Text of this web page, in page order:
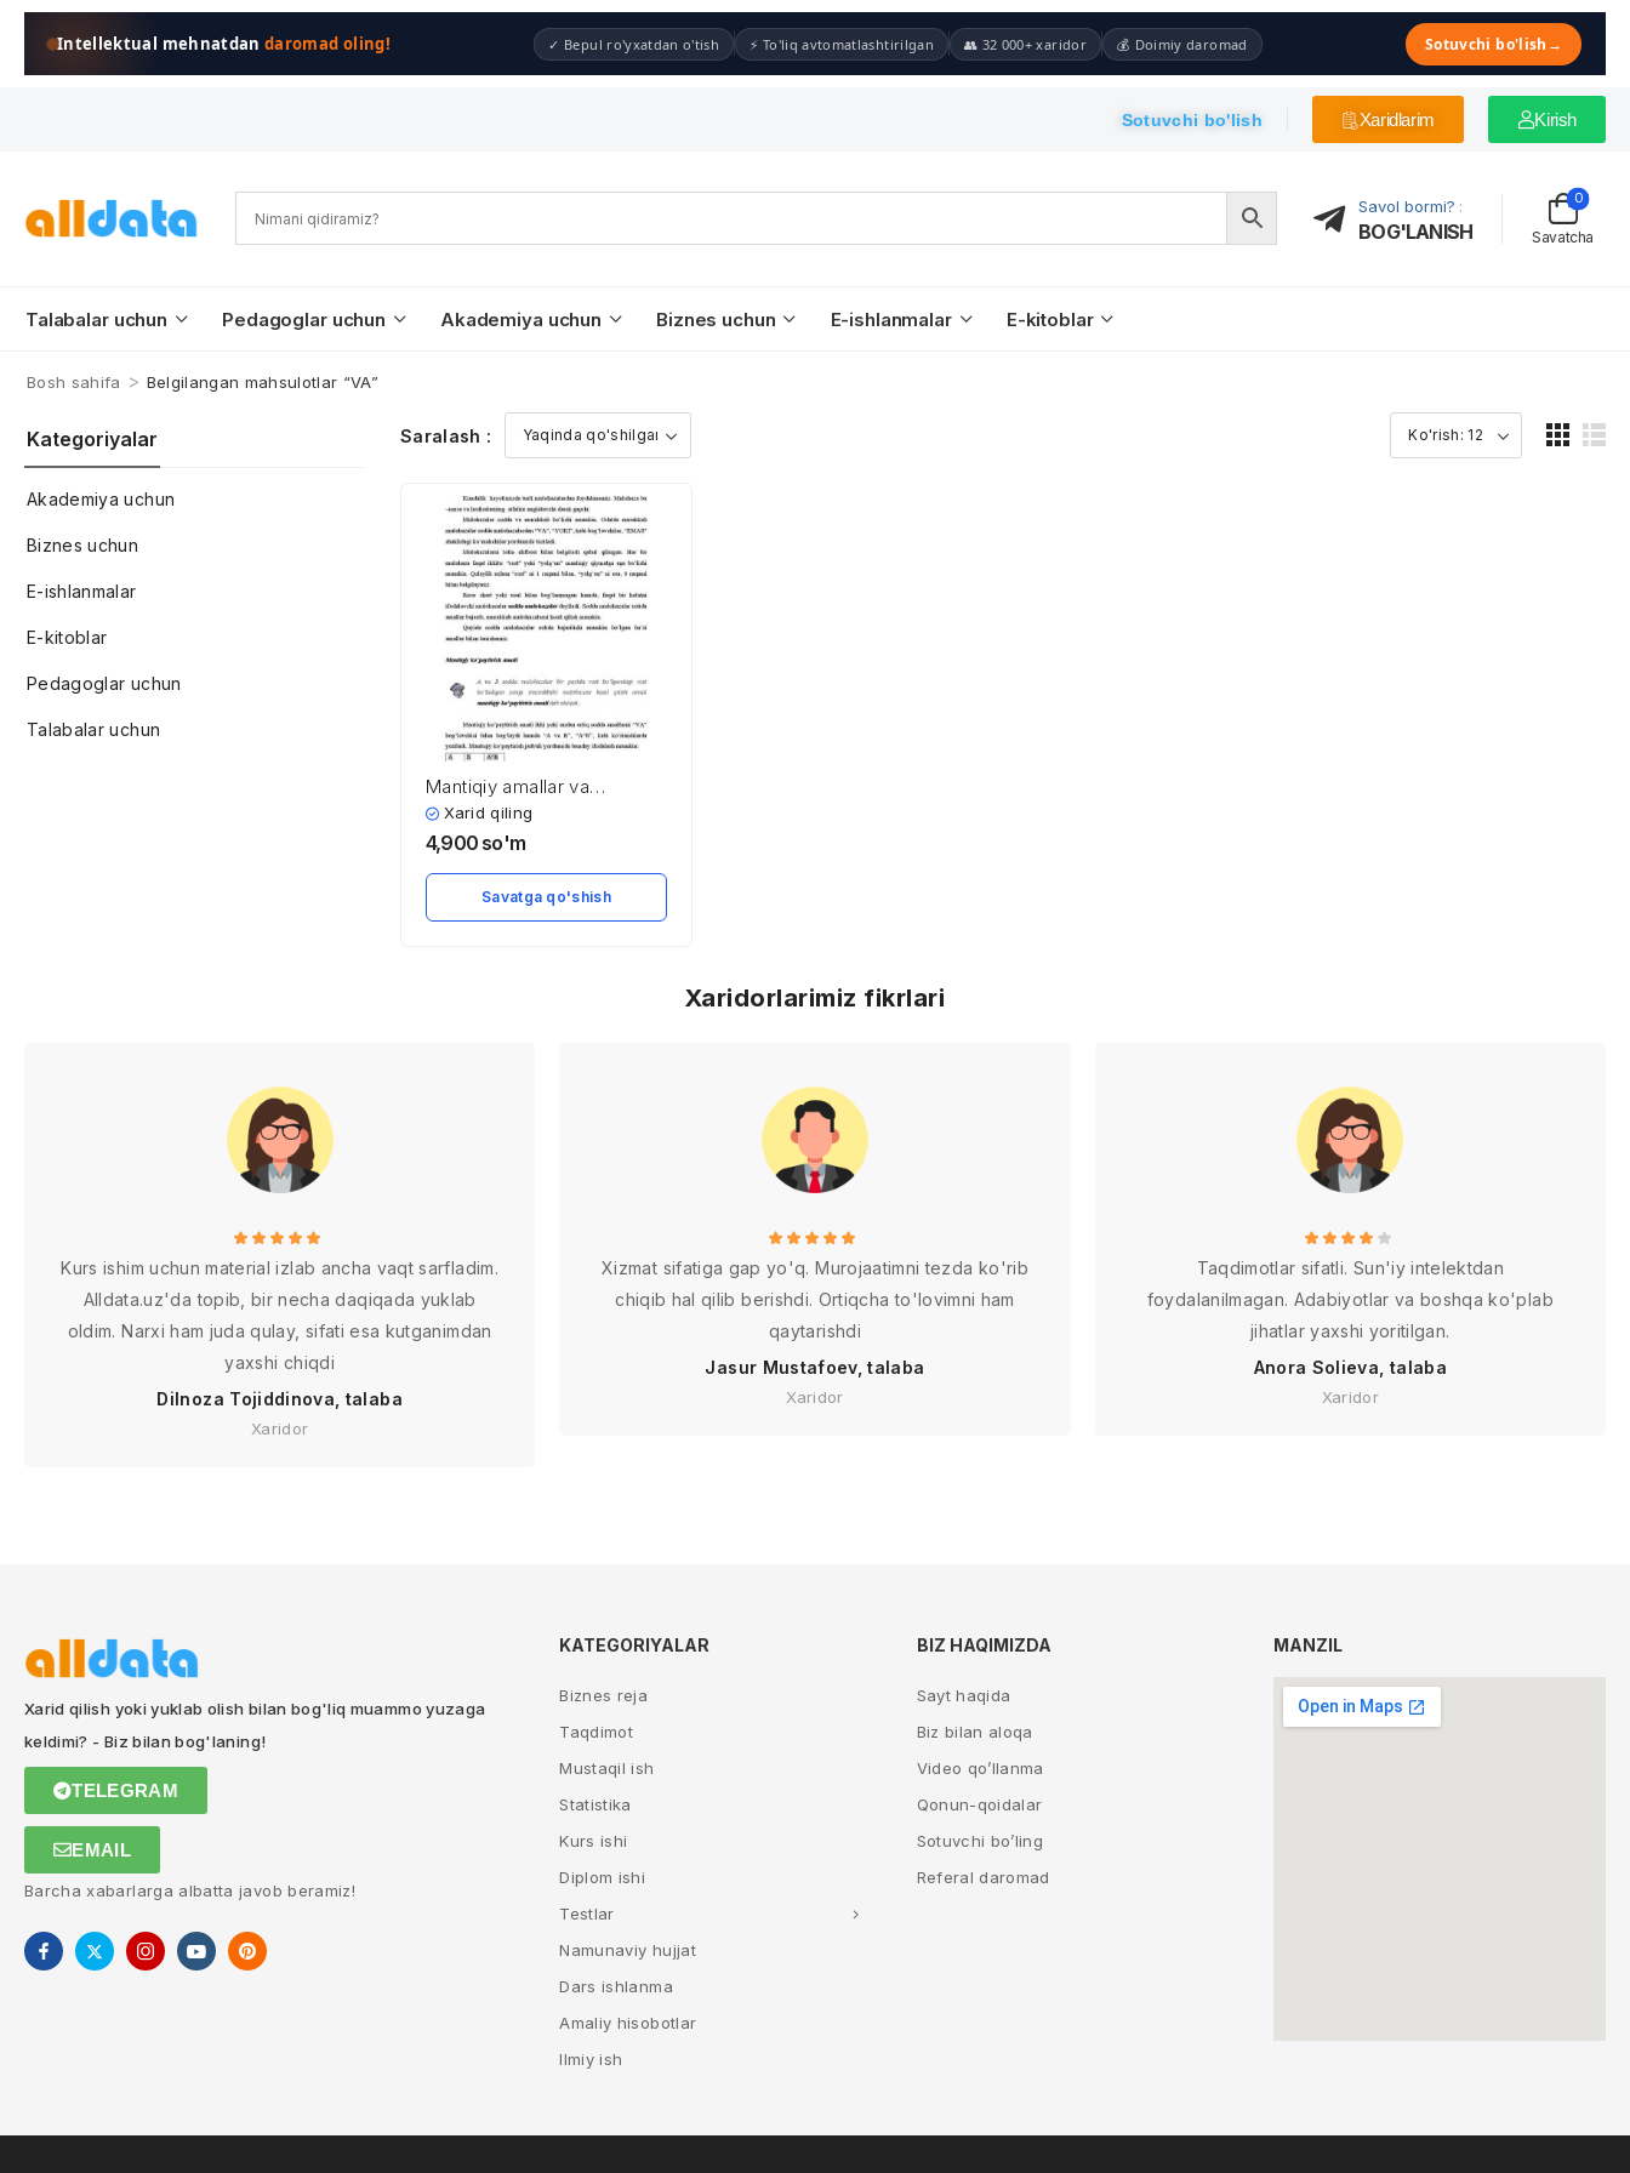
Intellektual mehnatdandaromad oling! ✓ Bepul ro'yxatdan o'tish ⚡ To'liq avtomatlashtirilgan 👥 32 000+ xaridor 💰 Doimiy daromad Sotuvchi bo'lish →
Sotuvchi bo'lish Xaridlarim Kirish
Savol bormi? :
BOG'LANISH Savatcha
0
Talabalar uchun Pedagoglar uchun Akademiya uchun Biznes uchun E-ishlanmalar E-kitoblar
Bosh sahifa > Belgilangan mahsulotlar “VA”
Kategoriyalar
Akademiya uchun
Biznes uchun
E-ishlanmalar
E-kitoblar
Pedagoglar uchun
Talabalar uchun
Saralash :
Mantiqiy amallar va
elementlar
Xarid qiling
4,900 so'm
Savatga qo'shish
Xaridorlarimiz fikrlari
Kurs ishim uchun material izlab ancha vaqt sarfladim.
Alldata.uz'da topib, bir necha daqiqada yuklab
oldim. Narxi ham juda qulay, sifati esa kutganimdan
yaxshi chiqdi
Dilnoza Tojiddinova, talaba
Xaridor
Xizmat sifatiga gap yo'q. Murojaatimni tezda ko'rib
chiqib hal qilib berishdi. Ortiqcha to'lovimni ham
qaytarishdi
Jasur Mustafoev, talaba
Xaridor
Taqdimotlar sifatli. Sun'iy intelektdan
foydalanilmagan. Adabiyotlar va boshqa ko'plab
jihatlar yaxshi yoritilgan.
Anora Solieva, talaba
Xaridor
Xarid qilish yoki yuklab olish bilan bog'liq muammo yuzaga
keldimi? - Biz bilan bog'laning!
TELEGRAM
EMAIL
Barcha xabarlarga albatta javob beramiz!
KATEGORIYALAR
Biznes reja
Taqdimot
Mustaqil ish
Statistika
Kurs ishi
Diplom ishi
Testlar
Namunaviy hujjat
Dars ishlanma
Amaliy hisobotlar
Ilmiy ish
BIZ HAQIMIZDA
Sayt haqida
Biz bilan aloqa
Video qo’llanma
Qonun-qoidalar
Sotuvchi bo’ling
Referal daromad
MANZIL